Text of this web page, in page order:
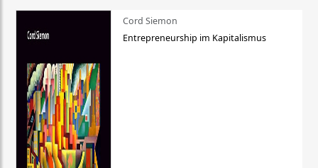
Cord Siemon
Entrepreneurship im Kapitalismus